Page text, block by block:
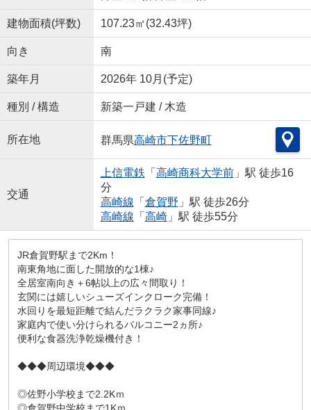
建物面積(坪数) 107.23㎡(32.43坪)
向き 南
築年月 2026年 10月(予定)
種別 / 構造 新築一戸建 / 木造
所在地 群馬県高崎市下佐野町
交通
上信電鉄 「 高崎商科大学前」駅 徒歩16
分
高崎線 「 倉賀野 」駅 徒歩26分
高崎線 「 高崎」駅 徒歩55分
JR倉賀野駅まで2Km！
南東角地に面した開放的な1棟♪
全居室南向き＋6帖以上の広々間取り！
玄関には嬉しいシューズインクローク完備！
水回りを最短距離で結んだラクラク家事同線♪
家庭内で使い分けられるバルコニー2ヵ所♪
便利な食器洗浄乾燥機付き！
◆◆◆周辺環境◆◆◆
◎佐野小学校まで2.2Kｍ